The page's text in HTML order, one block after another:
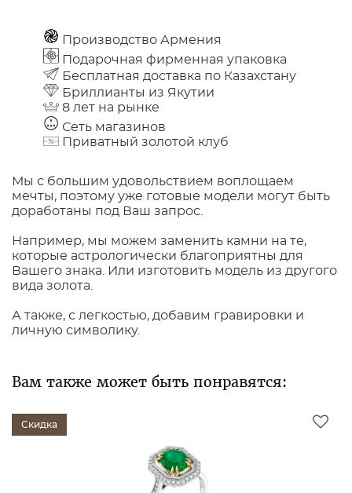
Производство Армения
Подарочная фирменная упаковка
Бесплатная доставка по Казахстану
Бриллианты из Якутии
8 лет на рынке
Сеть магазинов
Приватный золотой клуб
Мы с большим удовольствием воплощаем
мечты, поэтому уже готовые модели могут быть
доработаны под Ваш запрос.
Например, мы можем заменить камни на те,
которые астрологически благоприятны для
Вашего знака. Или изготовить модель из другого
вида золота.
А также, с легкостью, добавим гравировки и
личную символику.
Вам также может быть понравятся: